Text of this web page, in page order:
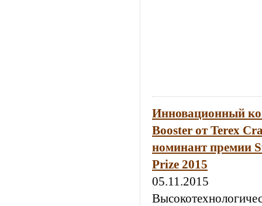
Инновационный
Booster от Terex
номинант премии
Prize 2015
05.11.2015